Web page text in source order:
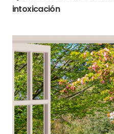
intoxicación